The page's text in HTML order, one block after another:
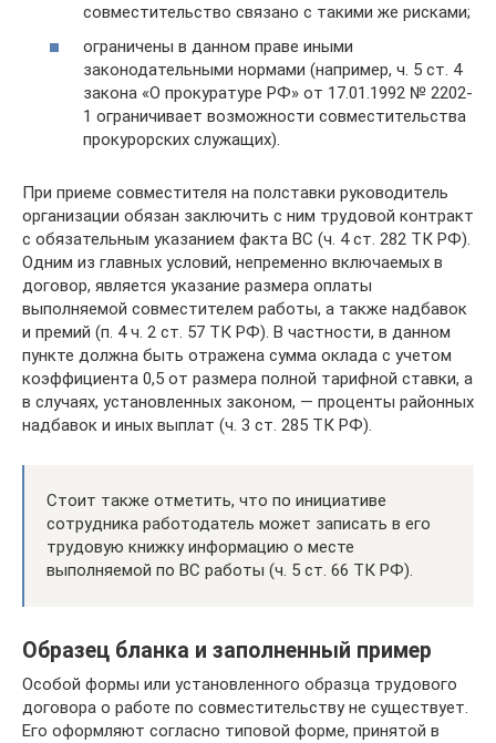
совместительство связано с такими же рисками;
ограничены в данном праве иными
законодательными нормами (например, ч. 5 ст. 4
закона «О прокуратуре РФ» от 17.01.1992 № 2202-
1 ограничивает возможности совместительства
прокурорских служащих).
При приеме совместителя на полставки руководитель
организации обязан заключить с ним трудовой контракт
с обязательным указанием факта ВС (ч. 4 ст. 282 ТК РФ).
Одним из главных условий, непременно включаемых в
договор, является указание размера оплаты
выполняемой совместителем работы, а также надбавок
и премий (п. 4 ч. 2 ст. 57 ТК РФ). В частности, в данном
пункте должна быть отражена сумма оклада с учетом
коэффициента 0,5 от размера полной тарифной ставки, а
в случаях, установленных законом, — проценты районных
надбавок и иных выплат (ч. 3 ст. 285 ТК РФ).
Стоит также отметить, что по инициативе
сотрудника работодатель может записать в его
трудовую книжку информацию о месте
выполняемой по ВС работы (ч. 5 ст. 66 ТК РФ).
Образец бланка и заполненный пример
Особой формы или установленного образца трудового
договора о работе по совместительству не существует.
Его оформляют согласно типовой форме, принятой в